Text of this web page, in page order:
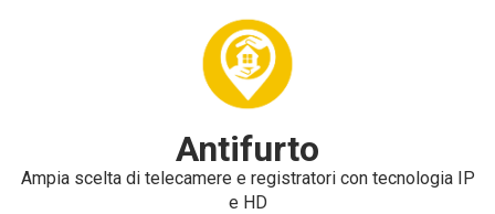
Antifurto
Ampia scelta di telecamere e registratori con tecnologia IP
e HD